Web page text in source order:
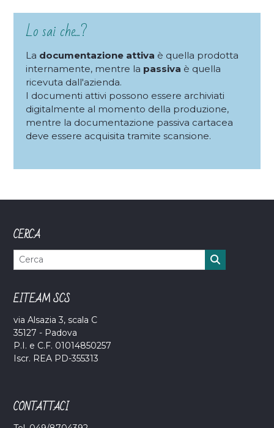
Lo sai che...?
La documentazione attiva è quella prodotta
internamente, mentre la passiva è quella
ricevuta dall'azienda.
I documenti attivi possono essere archiviati
digitalmente al momento della produzione,
mentre la documentazione passiva cartacea
deve essere acquisita tramite scansione.
CERCA
EITEAM SCS
via Alsazia 3, scala C
35127 - Padova
P.I. e C.F. 01014850257
Iscr. REA PD-355313
CONTATTACI